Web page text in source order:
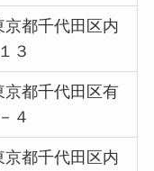
京都千代田区内
３
京都千代田区有
４
京都千代田区内